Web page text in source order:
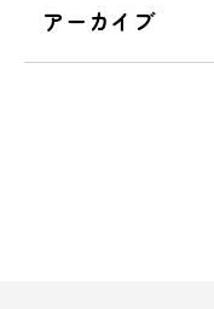
アーカイブ